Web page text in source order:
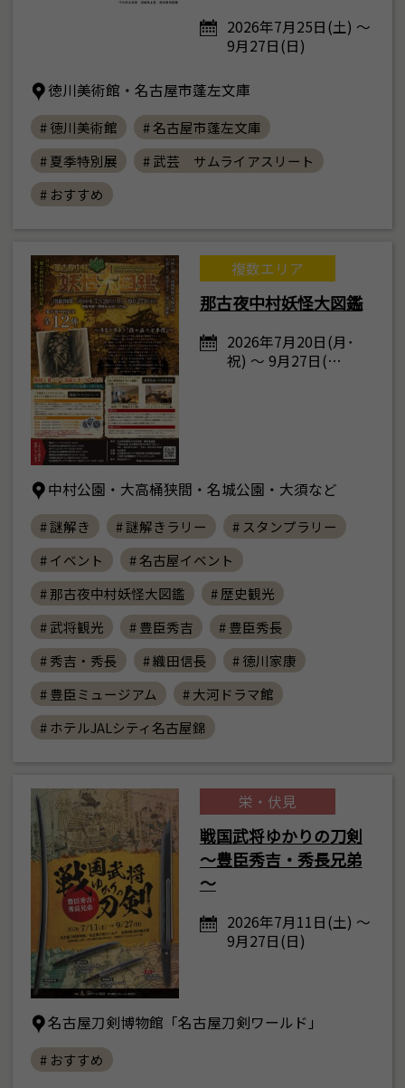
2026年7月25日(土) ～
9月27日(日)
徳川美術館・名古屋市蓬左文庫
# 徳川美術館
# 名古屋市蓬左文庫
# 夏季特別展
# 武芸 サムライアスリート
# おすすめ
複数エリア
那古夜中村妖怪大図鑑
2026年7月20日(月･
祝) ～ 9月27日(…
中村公園・大高桶狭間・名城公園・大須など
# 謎解き # 謎解きラリー
# スタンプラリー
# イベント
# 名古屋イベント
# 那古夜中村妖怪大図鑑
# 歴史観光
# 武将観光
# 豊臣秀吉
# 豊臣秀長
# 秀吉・秀長
# 織田信長
# 徳川家康
# 豊臣ミュージアム
# 大河ドラマ館
# ホテルJALシティ名古屋錦
栄・伏見
戦国武将ゆかりの刀剣
～豊臣秀吉・秀長兄弟
～
2026年7月11日(土) ～
9月27日(日)
名古屋刀剣博物館「名古屋刀剣ワールド」
# おすすめ